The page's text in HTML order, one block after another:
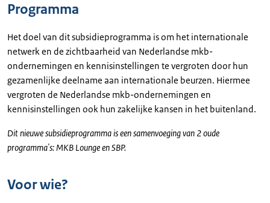
Programma
Het doel van dit subsidieprogramma is om het internationale
netwerk en de zichtbaarheid van Nederlandse mkb-
ondernemingen en kennisinstellingen te vergroten door hun
gezamenlijke deelname aan internationale beurzen. Hiermee
vergroten de Nederlandse mkb-ondernemingen en
kennisinstellingen ook hun zakelijke kansen in het buitenland.
Dit nieuwe subsidieprogramma is een samenvoeging van 2 oude
programma's: MKB Lounge en SBP.
Voor wie?